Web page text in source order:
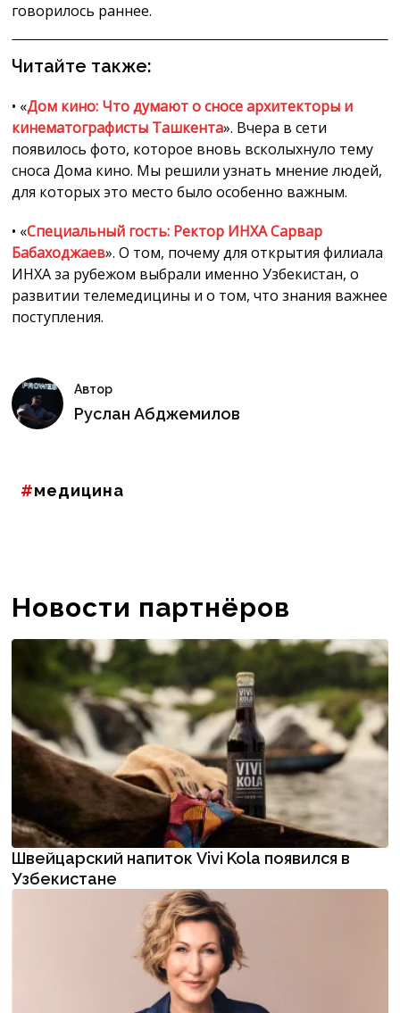
говорилось раннее.
Читайте также:
• «Дом кино: Что думают о сносе архитекторы и
кинематографисты Ташкента». Вчера в сети
появилось фото, которое вновь всколыхнуло тему
сноса Дома кино. Мы решили узнать мнение людей,
для которых это место было особенно важным.
• «Специальный гость: Ректор ИНХА Сарвар
Бабаходжаев». О том, почему для открытия филиала
ИНХА за рубежом выбрали именно Узбекистан, о
развитии телемедицины и о том, что знания важнее
поступления.
Автор
Руслан Абджемилов
медицина
Новости партнёров
Швейцарский напиток Vivi Kola появился в
Узбекистане